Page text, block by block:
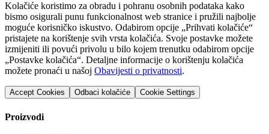
Kolačiće koristimo za obradu i pohranu osobnih podataka kako
bismo osigurali punu funkcionalnost web stranice i pružili najbolje
moguće korisničko iskustvo. Odabirom opcije „Prihvati kolačiće“
pristajete na korištenje svih vrsta kolačića. Svoje postavke možete
izmijeniti ili povući privolu u bilo kojem trenutku odabirom opcije
„Postavke kolačića“. Detaljne informacije o korištenju kolačića
možete pronaći u našoj Obavijesti o privatnosti.
Accept Cookies Odbaci kolačiće Cookie Settings
Proizvodi